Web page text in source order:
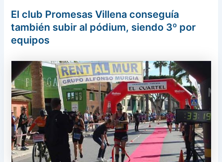
El club Promesas Villena conseguía
también subir al pódium, siendo 3º por
equipos